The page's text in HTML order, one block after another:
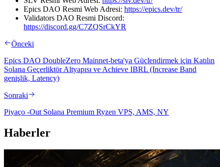
Epics DAO Resmi Web Adresi: https://epics.dev/tr/
Validators DAO Resmi Discord:
https://discord.gg/C7ZQSrCkYR
Önceki
Epics DAO DoubleZero Mainnet-beta'ya Güçlendirmek için Katılın
Solana Geçerliktör Altyapısı ve Achieve IBRL (Increase Band
genişlik, Latency)
Sonraki
Piyaço -Out Solana Premium Ryzen VPS, AMS, NY
Haberler